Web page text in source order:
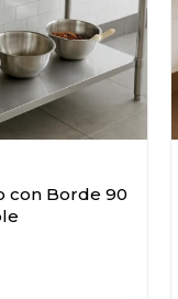
con Borde 90